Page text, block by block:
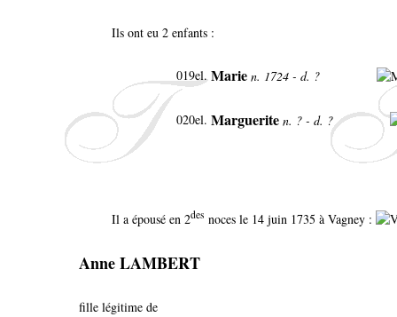
Ils ont eu 2 enfants :
019el. Marie n. 1724 - d. ?
020el. Marguerite n. ? - d. ?
Il a épousé en 2des noces le 14 juin 1735 à Vagney :
Anne LAMBERT
fille légitime de